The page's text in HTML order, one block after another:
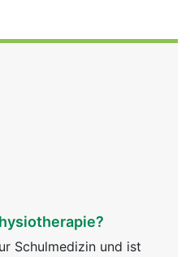
Schulmedizin und ist